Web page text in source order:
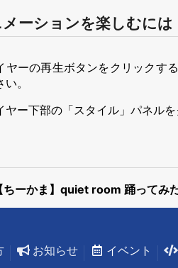
ーションを楽しむには
ヤーの再生ボタンをクリックす
。
ヤー下部の「スタイル」パネル
ちーかま】quiet room 踊ってみ
お知らせ イベント